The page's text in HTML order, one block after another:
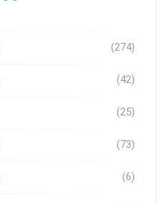
(274)
(42)
(25)
(73)
(6)